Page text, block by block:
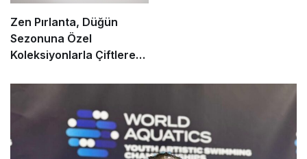
Zen Pırlanta, Düğün
Sezonuna Özel
Koleksiyonlarla Çiftlere